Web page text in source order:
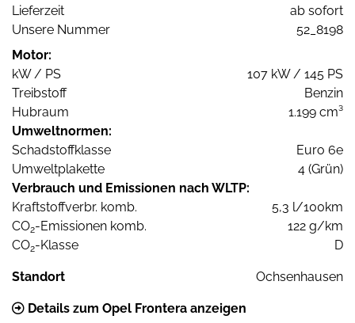
Lieferzeit
ab sofort
Unsere Nummer
52_8198
Motor:
kW / PS
107 kW / 145 PS
Treibstoff
Benzin
Hubraum
1.199 cm³
Umweltnormen:
Schadstoffklasse
Euro 6e
Umweltplakette
4 (Grün)
Verbrauch und Emissionen nach WLTP:
Kraftstoffverbr. komb.
5,3 l/100km
CO2-Emissionen komb.
122 g/km
CO2-Klasse D
Standort Ochsenhausen
Details zum Opel Frontera anzeigen